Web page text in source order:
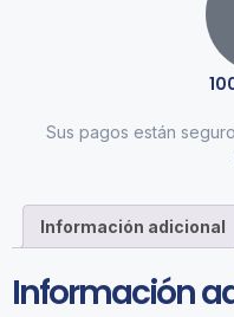
Sus pagos están
Información adicional
Información